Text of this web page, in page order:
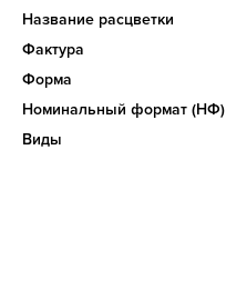
Название расцветки
Фактура
Форма
Номинальный формат (НФ)
Виды